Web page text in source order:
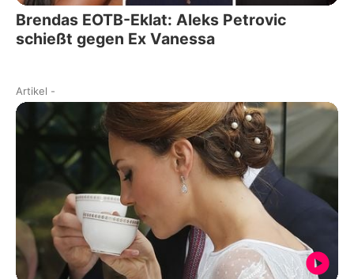
Brendas EOTB-Eklat: Aleks Petrovic
schießt gegen Ex Vanessa
Artikel -